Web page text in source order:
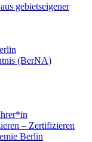
gebietseigener
(BerNA)
– Zertifizieren
Berlin